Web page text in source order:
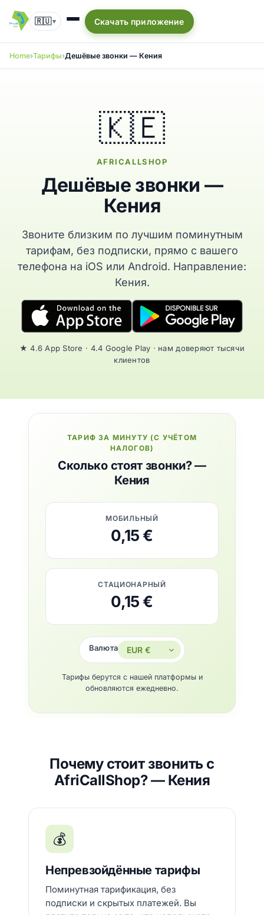
🇷🇺▾ Скачать приложение
Home Тарифы Дешёвые звонки — Кения
🇰🇪
AFRICALLSHOP
Дешёвые звонки —
Кения
Звоните близким по лучшим поминутным
тарифам, без подписки, прямо с вашего
телефона на iOS или Android. Направление:
Кения.
★ 4.6 App Store · 4.4 Google Play · нам доверяют тысячи
клиентов
ТАРИФ ЗА МИНУТУ (С УЧЁТОМ
НАЛОГОВ)
Сколько стоят звонки? —
Кения
МОБИЛЬНЫЙ
0,15 €
СТАЦИОНАРНЫЙ
0,15 €
Валюта
Тарифы берутся с нашей платформы и
обновляются ежедневно.
Почему стоит звонить с
AfriCallShop? — Кения
💰
Непревзойдённые тарифы
Поминутная тарификация, без
подписки и скрытых платежей. Вы